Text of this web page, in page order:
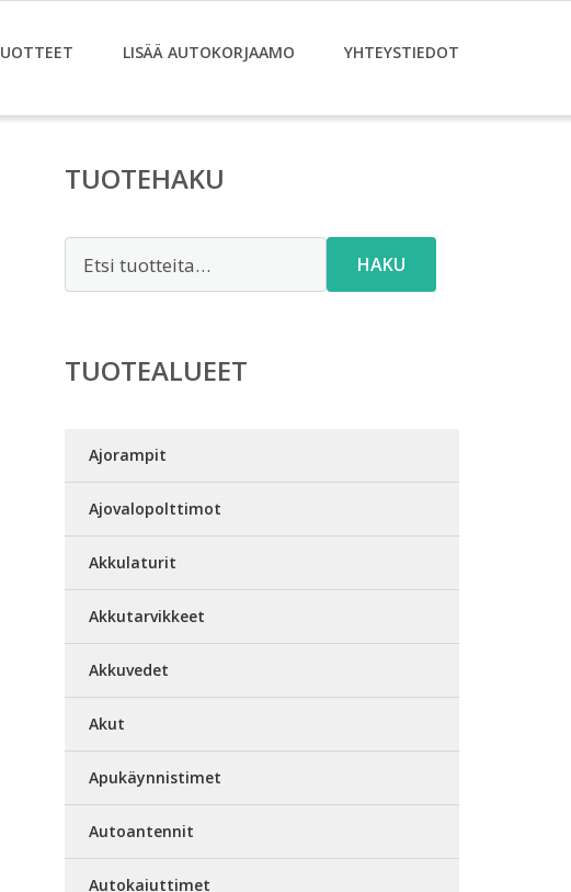
LISÄÄ AUTOKORJAAMO YHTEYSTIEDOT
TUOTEHAKU
HAKU
TUOTEALUEET
Ajorampit
Ajovalopolttimot
Akkulaturit
Akkutarvikkeet
Akkuvedet
Akut
Apukäynnistimet
Autoantennit
Autokaiuttimet